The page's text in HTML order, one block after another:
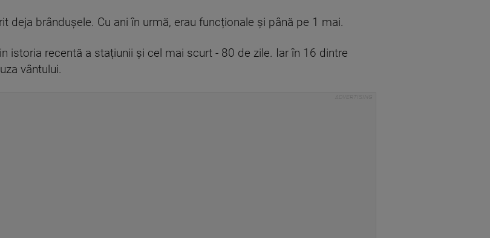
deja brândușele. Cu ani în urmă, erau funcționale și până pe 1 mai.
istoria recentă a stațiunii și cel mai scurt - 80 de zile. Iar în 16 dintre
vântului.